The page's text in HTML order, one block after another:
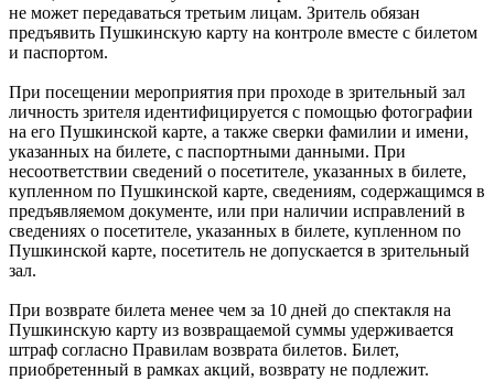
не может передаваться третьим лицам. Зритель обязан
предъявить Пушкинскую карту на контроле вместе с билетом
и паспортом.
При посещении мероприятия при проходе в зрительный зал
личность зрителя идентифицируется с помощью фотографии
на его Пушкинской карте, а также сверки фамилии и имени,
указанных на билете, с паспортными данными. При
несоответствии сведений о посетителе, указанных в билете,
купленном по Пушкинской карте, сведениям, содержащимся в
предъявляемом документе, или при наличии исправлений в
сведениях о посетителе, указанных в билете, купленном по
Пушкинской карте, посетитель не допускается в зрительный
зал.
При возврате билета менее чем за 10 дней до спектакля на
Пушкинскую карту из возвращаемой суммы удерживается
штраф согласно Правилам возврата билетов. Билет,
приобретенный в рамках акций, возврату не подлежит.